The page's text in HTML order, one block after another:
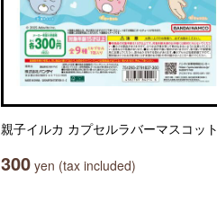
親子イルカ カプセルラバーマスコット
300 yen (tax included)